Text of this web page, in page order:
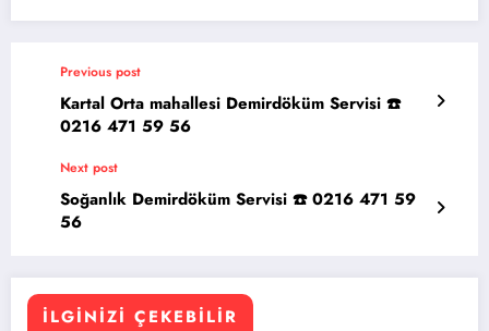
Previous post
Kartal Orta mahallesi Demirdöküm Servisi ☎️
0216 471 59 56
Next post
Soğanlık Demirdöküm Servisi ☎️ 0216 471 59
56
İLGINIZI ÇEKEBILIR